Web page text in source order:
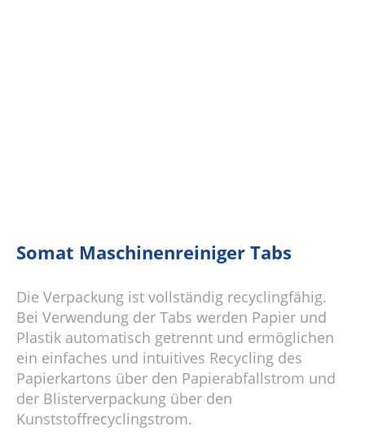
Somat Maschinenreiniger Tabs
Die Verpackung ist vollständig recyclingfähig.
Bei Verwendung der Tabs werden Papier und
Plastik automatisch getrennt und ermöglichen
ein einfaches und intuitives Recycling des
Papierkartons über den Papierabfallstrom und
der Blisterverpackung über den
Kunststoffrecyclingstrom.